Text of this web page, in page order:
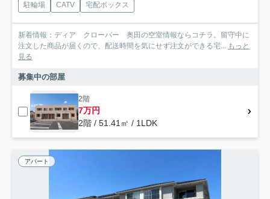
駐輪場 CATV 宅配ボックス
新着情報：ディア クローバー 奥田の空室情報ならコチラ。留守中に
注文した商品が届くので、配送時間を気にせず注文ができる宅... もっと
見る
募集中の部屋
2階
7万円
2階 / 51.41㎡ / 1LDK
アパート